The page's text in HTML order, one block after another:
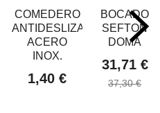
COMEDERO
ANTIDESLIZANTE
ACERO
INOX.
1,40 €
BOCADO
SEFTON
DOMA
31,71 €
37,30 €